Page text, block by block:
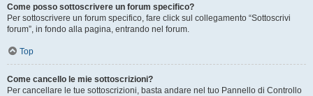
Come posso sottoscrivere un forum specifico?
Per sottoscrivere un forum specifico, fare click sul collegamento “Sottoscrivi
forum”, in fondo alla pagina, entrando nel forum.
Top
Come cancello le mie sottoscrizioni?
Per cancellare le tue sottoscrizioni, basta andare nel tuo Pannello di Controllo